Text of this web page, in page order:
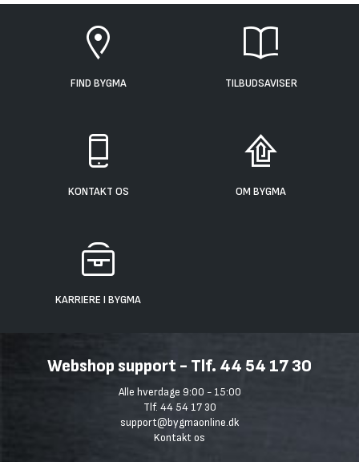
FIND BYGMA TILBUDSAVISER
KONTAKT OS OM BYGMA
KARRIERE I BYGMA
Webshop support - Tlf. 44 54 17 30
Alle hverdage 9:00 - 15:00
Tlf. 44 54 17 30
support@bygmaonline.dk
Kontakt os